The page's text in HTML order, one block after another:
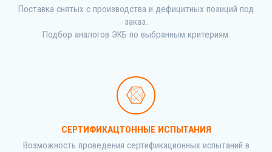
Поставка снятых с производства и дефицитных позиций под
заказ.
Подбор аналогов ЭКБ по выбранным критериям.
СЕРТИФИКАЦТОННЫЕ ИСПЫТАНИЯ
Возможность проведения сертификационных испытаний в